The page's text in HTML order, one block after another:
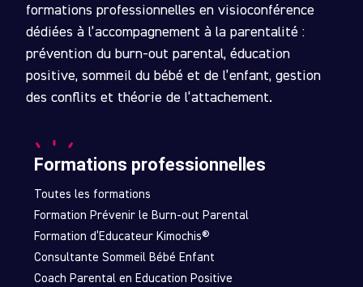
formations professionnelles en visioconférence
dédiées à l’accompagnement à la parentalité :
prévention du burn-out parental, éducation
positive, sommeil du bébé et de l’enfant, gestion
des conflits et théorie de l’attachement.
Formations professionnelles
Toutes les formations
Formation Prévenir le Burn-out Parental
Formation d’Educateur Kimochis®
Consultante Sommeil Bébé Enfant
Coach Parental en Education Positive